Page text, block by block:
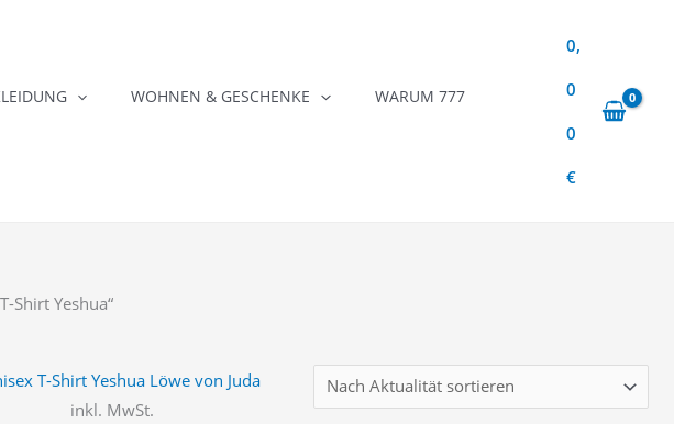
WOHNEN & GESCHENKE
WARUM 777
0,
0
0
€
Shirt Yeshua“
inkl. MwSt.